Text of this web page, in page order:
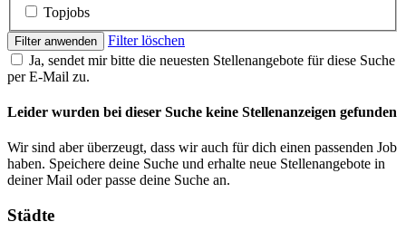
Topjobs
Filter anwenden
Filter löschen
Ja, sendet mir bitte die neuesten Stellenangebote für diese Suche
per E-Mail zu.
Leider wurden bei dieser Suche keine Stellenanzeigen gefunden
Wir sind aber überzeugt, dass wir auch für dich einen passenden Job
haben. Speichere deine Suche und erhalte neue Stellenangebote in
deiner Mail oder passe deine Suche an.
Städte